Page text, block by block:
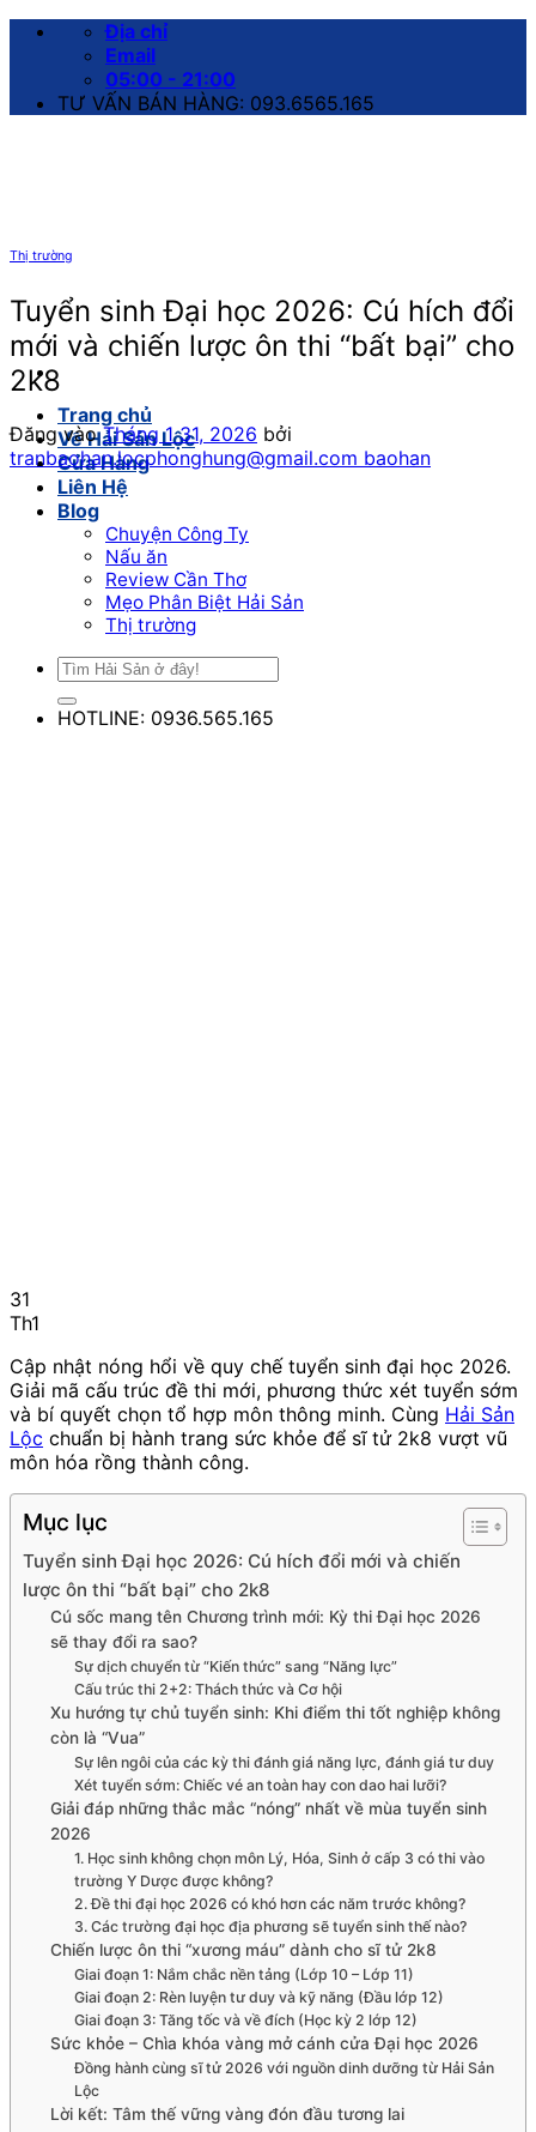
dung
Địa chỉ
Email
05:00 - 21:00
TƯ VẤN BÁN HÀNG: 093.6565.165
Trang chủ
Về Hải Sản Lộc
Cửa Hàng
Liên Hệ
Blog
Chuyện Công Ty
Nấu ăn
Review Cần Thơ
Mẹo Phân Biệt Hải Sản
Thị trường
HOTLINE: 0936.565.165
Thị trường
Tuyển sinh Đại học 2026: Cú hích đổi
mới và chiến lược ôn thi “bất bại” cho
2k8
Đăng vàoTháng 1 31, 2026 bởi
tranbaohan.locphonghung@gmail.com baohan
31
Th1
Cập nhật nóng hổi về quy chế tuyển sinh đại học 2026.
Giải mã cấu trúc đề thi mới, phương thức xét tuyển sớm
và bí quyết chọn tổ hợp môn thông minh. Cùng Hải Sản
Lộc chuẩn bị hành trang sức khỏe để sĩ tử 2k8 vượt vũ
môn hóa rồng thành công.
Mục lục
Tuyển sinh Đại học 2026: Cú hích đổi mới và chiến
lược ôn thi “bất bại” cho 2k8
Cú sốc mang tên Chương trình mới: Kỳ thi Đại học 2026
sẽ thay đổi ra sao?
Sự dịch chuyển từ “Kiến thức” sang “Năng lực”
Cấu trúc thi 2+2: Thách thức và Cơ hội
Xu hướng tự chủ tuyển sinh: Khi điểm thi tốt nghiệp không
còn là “Vua”
Sự lên ngôi của các kỳ thi đánh giá năng lực, đánh giá tư duy
Xét tuyển sớm: Chiếc vé an toàn hay con dao hai lưỡi?
Giải đáp những thắc mắc “nóng” nhất về mùa tuyển sinh
2026
1. Học sinh không chọn môn Lý, Hóa, Sinh ở cấp 3 có thi vào
trường Y Dược được không?
2. Đề thi đại học 2026 có khó hơn các năm trước không?
3. Các trường đại học địa phương sẽ tuyển sinh thế nào?
Chiến lược ôn thi “xương máu” dành cho sĩ tử 2k8
Giai đoạn 1: Nắm chắc nền tảng (Lớp 10 – Lớp 11)
Giai đoạn 2: Rèn luyện tư duy và kỹ năng (Đầu lớp 12)
Giai đoạn 3: Tăng tốc và về đích (Học kỳ 2 lớp 12)
Sức khỏe – Chìa khóa vàng mở cánh cửa Đại học 2026
Đồng hành cùng sĩ tử 2026 với nguồn dinh dưỡng từ Hải Sản
Lộc
Lời kết: Tâm thế vững vàng đón đầu tương lai